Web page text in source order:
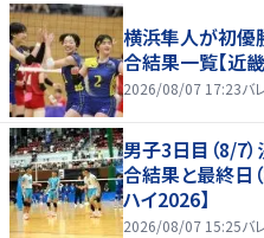
横浜隼人が初
合結果一覧【近
2026/08/07 17:23バ
男子3日目（8/7
合結果と最終日
ハイ2026】
2026/08/07 15:25バ